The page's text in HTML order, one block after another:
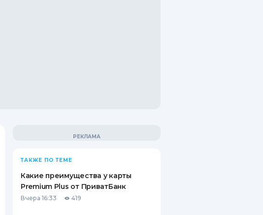
ТАКЖЕ ПО ТЕМЕ
Какие преимущества у карты
Premium Plus от ПриватБанк
Вчера 16:33 419